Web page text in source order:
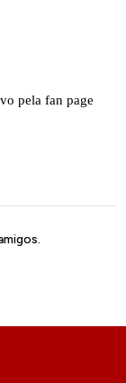
pela fan page